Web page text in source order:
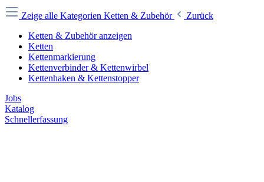
Zeige alle Kategorien Ketten & Zubehör
Zurück
Ketten & Zubehör anzeigen
Ketten
Kettenmarkierung
Kettenverbinder & Kettenwirbel
Kettenhaken & Kettenstopper
Jobs
Katalog
Schnellerfassung